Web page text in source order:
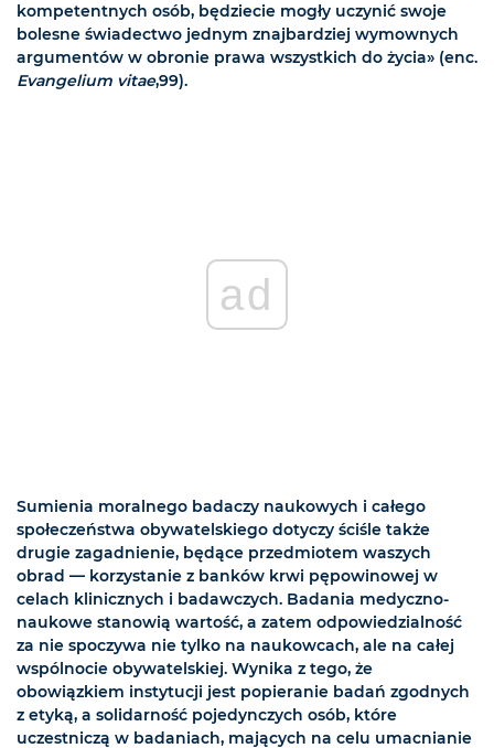
kompetentnych osób, będziecie mogły uczynić swoje
bolesne świadectwo jednym znajbardziej wymownych
argumentów w obronie prawa wszystkich do życia» (enc.
Evangelium vitae,99).
ad
Sumienia moralnego badaczy naukowych i całego
społeczeństwa obywatelskiego dotyczy ściśle także
drugie zagadnienie, będące przedmiotem waszych
obrad — korzystanie z banków krwi pępowinowej w
celach klinicznych i badawczych. Badania medyczno-
naukowe stanowią wartość, a zatem odpowiedzialność
za nie spoczywa nie tylko na naukowcach, ale na całej
wspólnocie obywatelskiej. Wynika z tego, że
obowiązkiem instytucji jest popieranie badań zgodnych
z etyką, a solidarność pojedynczych osób, które
uczestniczą w badaniach, mających na celu umacnianie